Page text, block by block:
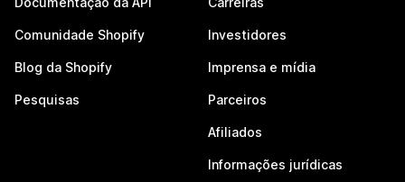
Comunidade Shopify
Blog da Shopify
Pesquisas
Investidores
Imprensa e mídia
Parceiros
Afiliados
Informações jurídicas